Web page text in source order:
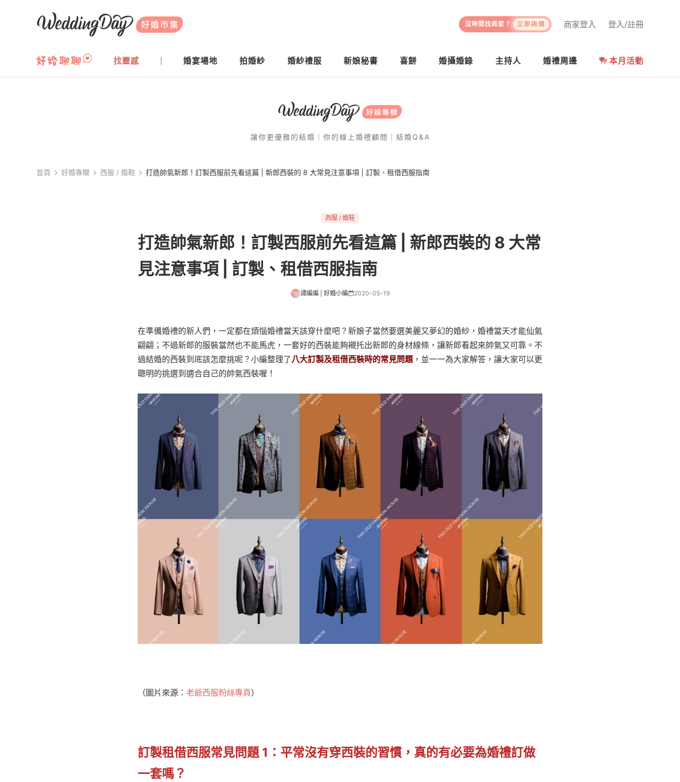
WeddingDay 好婚市集
登入/註冊
商家登入
沒時間找商家？ 立即詢價
找靈感 婚宴場地 拍婚紗 婚紗禮服 新娘秘書 喜餅 婚攝婚錄 主持人 婚禮周邊 本月活動
讓你更優雅的結婚｜你的線上婚禮顧問｜結婚Q&A
首頁 好婚專欄 ⻄服 / 婚鞋 打造帥氣新郎！訂製西服前先看這篇 | 新郎西裝的 8 大常見注意事項 | 訂製、租借西服指南
⻄服 / 婚鞋
打造帥氣新郎！訂製西服前先看這篇 | 新郎西裝的 8 大常
見注意事項 | 訂製、租借西服指南
譚編編 | 好婚小編 2020-05-19
在準備婚禮的新人們，一定都在煩惱婚禮當天該穿什麼吧？新娘子當然要選美麗又夢幻的婚紗，婚禮當天才能仙氣
翩翩；不過新郎的服裝當然也不能馬虎，一套好的西裝能夠襯托出新郎的身材線條，讓新郎看起來帥氣又可靠。不
過結婚的西裝到底該怎麼挑呢？小編整理了八大訂製及租借西裝時的常見問題，並一一為大家解答，讓大家可以更
聰明的挑選到適合自己的帥氣西裝喔！
（圖片來源： 老爺西服粉絲專頁）
訂製租借西服常見問題 1：平常沒有穿西裝的習慣，真的有必要為婚禮訂做
一套嗎？